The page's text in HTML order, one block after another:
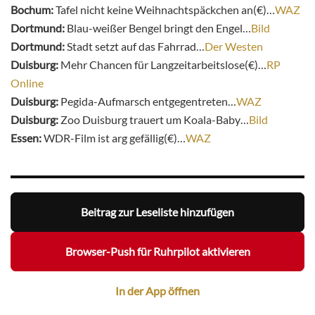
Bochum:Tafel nicht keine Weihnachtspäckchen an(€)… WAZ
Dortmund: Blau-weißer Bengel bringt den Engel… Bild
Dortmund: Stadt setzt auf das Fahrrad… Der Westen
Duisburg: Mehr Chancen für Langzeitarbeitslose(€)… RP
Online
Duisburg: Pegida-Aufmarsch entgegentreten… WAZ
Duisburg: Zoo Duisburg trauert um Koala-Baby… Bild
Essen:WDR-Film ist arg gefällig(€)… WAZ
Beitrag zur Leseliste hinzufügen
Browser-Push für Ruhrpilot aktivieren
In der App öffnen